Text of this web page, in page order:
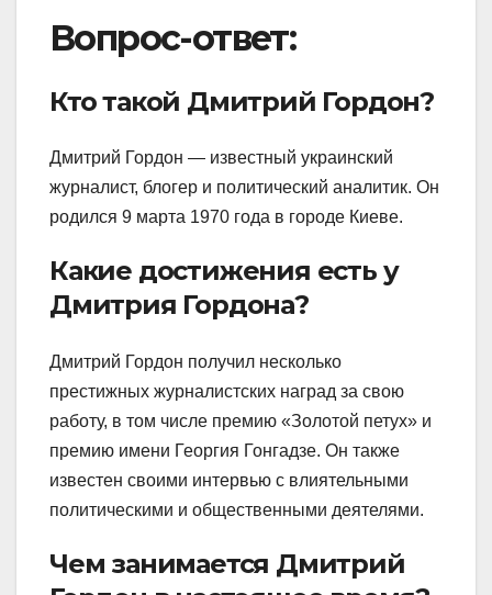
Вопрос-ответ:
Кто такой Дмитрий Гордон?
Дмитрий Гордон — известный украинский
журналист, блогер и политический аналитик. Он
родился 9 марта 1970 года в городе Киеве.
Какие достижения есть у
Дмитрия Гордона?
Дмитрий Гордон получил несколько
престижных журналистских наград за свою
работу, в том числе премию «Золотой петух» и
премию имени Георгия Гонгадзе. Он также
известен своими интервью с влиятельными
политическими и общественными деятелями.
Чем занимается Дмитрий